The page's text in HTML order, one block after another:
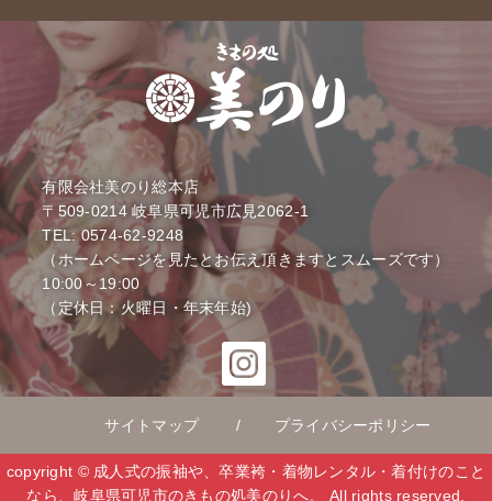
有限会社美のり総本店
〒509-0214 岐阜県可児市広見2062-1
TEL: 0574-62-9248
（ホームページを見たとお伝え頂きますとスムーズです）
10:00～19:00
（定休日：火曜日・年末年始)
サイトマップ プライバシーポリシー
copyright © 成人式の振袖や、卒業袴・着物レンタル・着付けのこと
なら、岐阜県可児市のきもの処美のりへ。 All rights reserved.